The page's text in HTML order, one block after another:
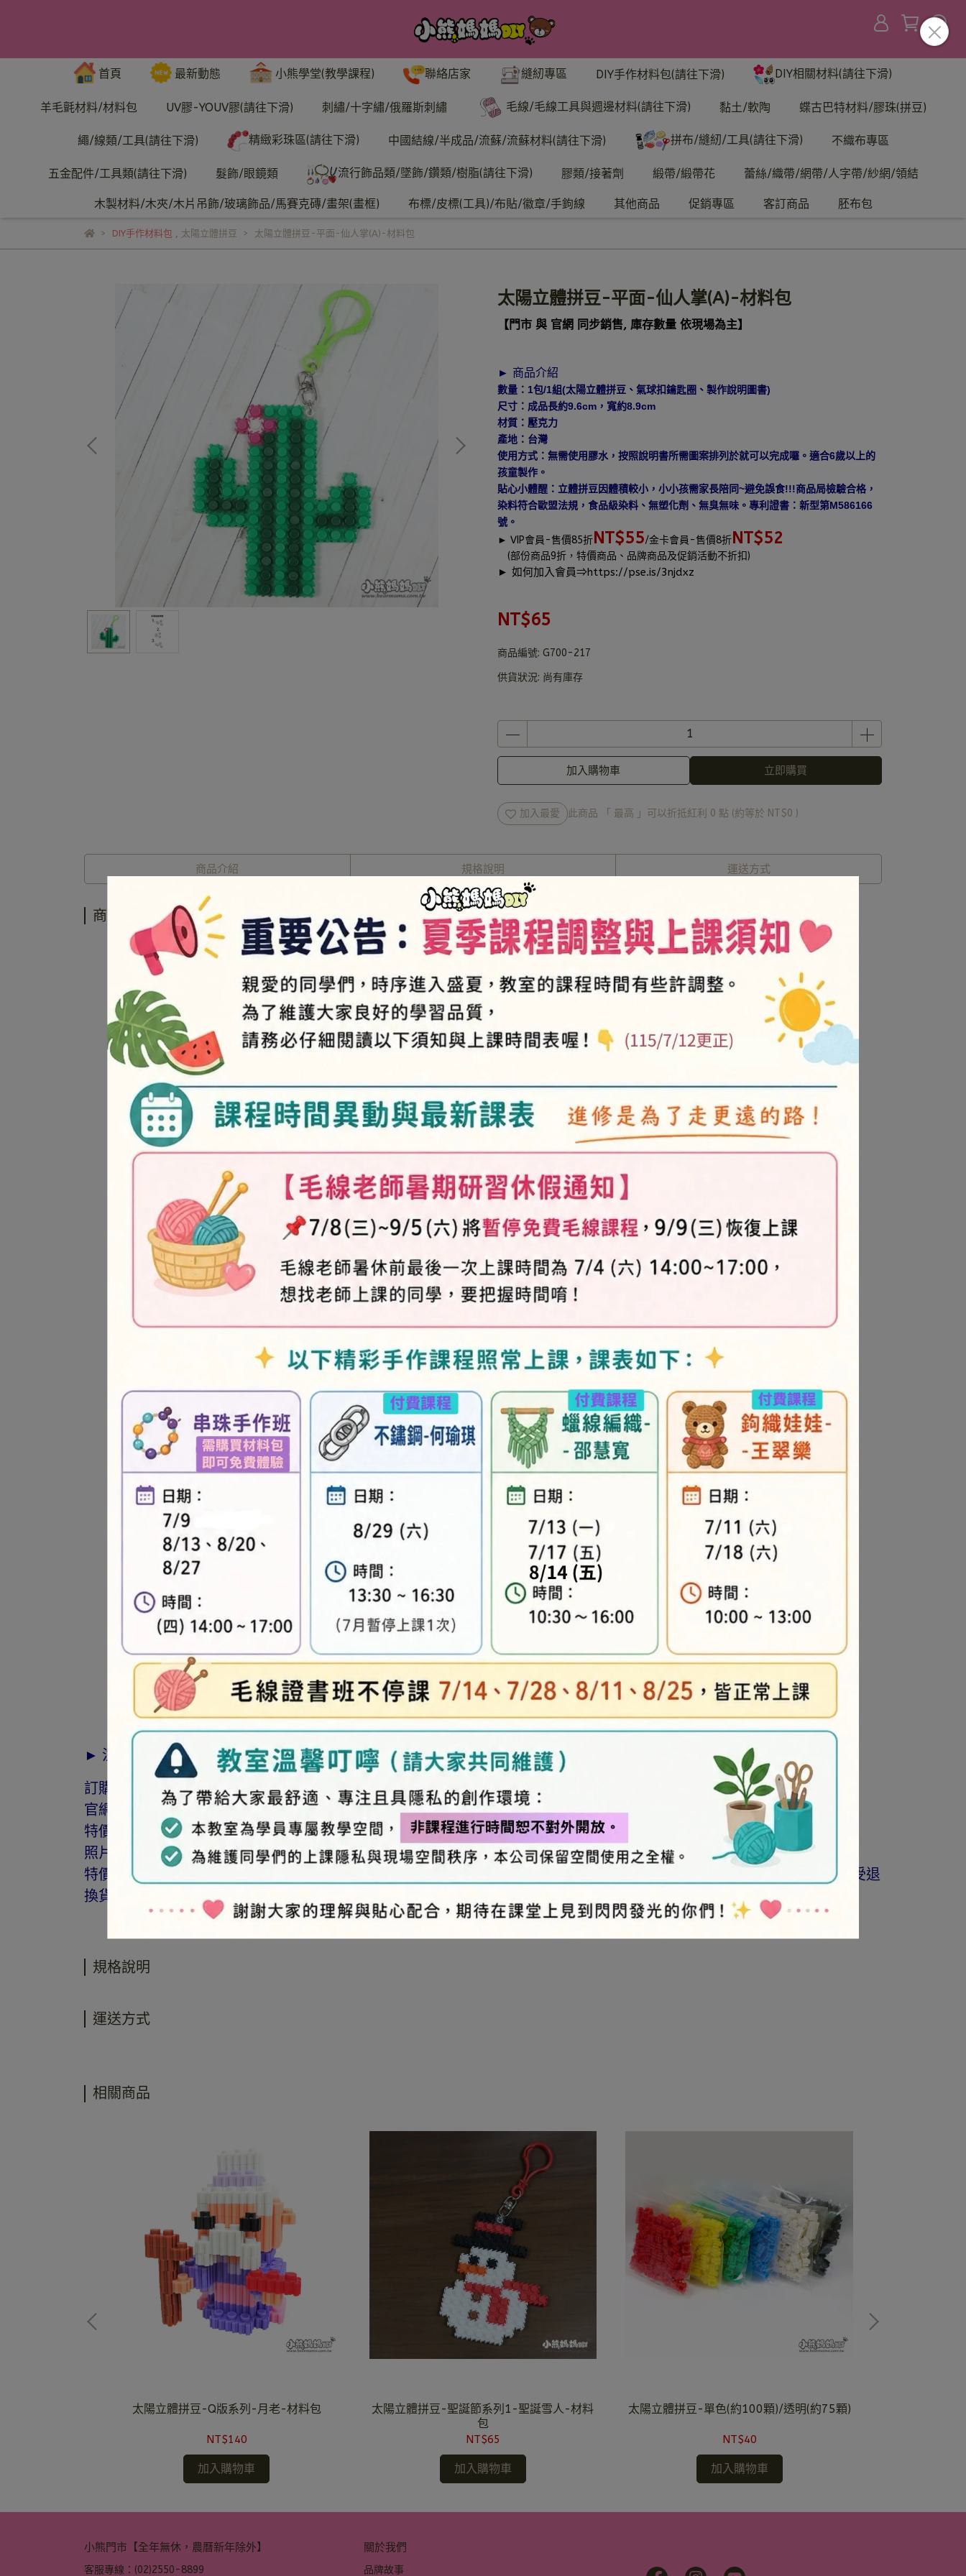
首頁 最新動態 小熊學堂(教學課程) 聯絡店家 縫紉專區 DIY手作材料包(請往下滑) DIY相關材料(請往下滑)
羊毛氈材料/材料包 UV膠-YOUV膠(請往下滑) 刺繡/十字繡/俄羅斯刺繡 毛線/毛線工具與週邊材料(請往下滑) 黏土/軟陶 蝶古巴特材料/膠珠(拼豆)
繩/線類/工具(請往下滑) 精緻彩珠區(請往下滑) 中國結線/半成品/流蘇/流蘇材料(請往下滑) 拼布/縫紉/工具(請往下滑) 不織布專區
五金配件/工具類(請往下滑) 髮飾/眼鏡類 流行飾品類/墜飾/鑽類/樹脂(請往下滑) 膠類/接著劑 緞帶/緞帶花 蕾絲/織帶/網帶/人字帶/紗網/領結
木製材料/木夾/木片吊飾/玻璃飾品/馬賽克磚/畫架(畫框) 布標/皮標(工具)/布貼/徽章/手鉤線 其他商品 促銷專區 客訂商品 胚布包
DIY手作材料包 , 太陽立體拼豆 太陽立體拼豆-平面-仙人掌(A)-材料包
太陽立體拼豆-平面-仙人掌(A)-材料包
【門市 與 官網 同步銷售, 庫存數量 依現場為主】
► 商品介紹
數量：1包/1組(太陽立體拼豆、氣球扣鑰匙圈、製作說明圖書)
尺寸：成品長約9.6cm，寬約8.9cm
材質：壓克力
產地：台灣
使用方式：無需使用膠水，按照說明書所需圖案排列於就可以完成囉。適合6歲以上的
孩童製作。
貼心小體醒：立體拼豆因體積較小，小小孩需家長陪同~避免誤食!!!商品局檢驗合格，
染料符合歐盟法規，食品級染料、無塑化劑、無臭無味。專利證書：新型第M586166
號。
► VIP會員-售價85折 NT$55/金卡會員-售價8折 NT$52
(部份商品9折，特價商品、品牌商品及促銷活動不折扣)
► 如何加入會員⇒https://pse.is/3njdxz
NT$65
商品編號: G700-217
供貨狀況: 尚有庫存
加入購物車 立即購買
加入最愛 此商品 「 最高 」可以折抵紅利 0 點 (約等於 NT$0 )
商品介紹 規格說明 運送方式
商品介紹
► 注意事項
訂購前請詳閱「線上訂購流程說明」及「退換貨需知」，謝謝。
官網與門市同步銷售，如遇缺貨會由專人與您聯繫。
特價商品，會員不再提供折扣優惠。
照片因拍攝光線與螢幕色差而有所差異，實際顏色與網路呈現略有不同，將以實際出貨商品為準。
特價品、客訂商品、毛線、緞帶、繩線、零碼商品、工具、消耗性商品(如膠類…等)，與著作權商品(如書籍…等)，恕不接受退
換貨。
規格說明
運送方式
相關商品
太陽立體拼豆-Q版系列-月老-材料包
NT$140
加入購物車
太陽立體拼豆-聖誕節系列1-聖誕雪人-材料
包
NT$65
加入購物車
太陽立體拼豆-單色(約100顆)/透明(約75顆)
NT$40
加入購物車
小熊門市【全年無休，農曆新年除外】
客服專線：(02)2550-8899
關於我們
品牌故事